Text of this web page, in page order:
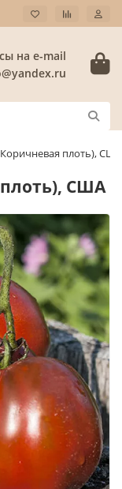
на e-mail
плоть), США
плоть), США